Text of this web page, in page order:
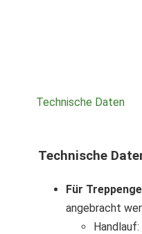
Technische Daten
Technische
Für
angebracht